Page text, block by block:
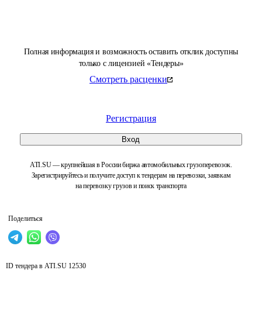
Полная информация и возможность оставить отклик доступны
только с лицензией «Тендеры»
Смотреть расценки
Регистрация
Вход
ATI.SU — крупнейшая в России биржа автомобильных грузоперевозок.
Зарегистрируйтесь и получите доступ к тендерам на перевозки, заявкам
на перевозку грузов и поиск транспорта
Поделиться
ID тендера в ATI.SU 12530